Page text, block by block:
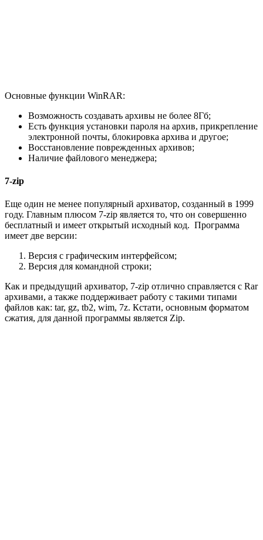
Основные функции WinRAR:
Возможность создавать архивы не более 8Гб;
Есть функция установки пароля на архив, прикрепление
электронной почты, блокировка архива и другое;
Восстановление поврежденных архивов;
Наличие файлового менеджера;
7-zip
Еще один не менее популярный архиватор, созданный в 1999
году. Главным плюсом 7-zip является то, что он совершенно
бесплатный и имеет открытый исходный код. Программа
имеет две версии:
Версия с графическим интерфейсом;
Версия для командной строки;
Как и предыдущий архиватор, 7-zip отлично справляется с Rar
архивами, а также поддерживает работу с такими типами
файлов как: tar, gz, tb2, wim, 7z. Кстати, основным форматом
сжатия, для данной программы является Zip.